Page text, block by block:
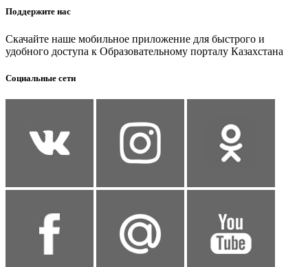
Поддержите нас
Скачайте наше мобильное приложение для быстрого и
удобного доступа к Образовательному порталу Казахстана
Социальные сети